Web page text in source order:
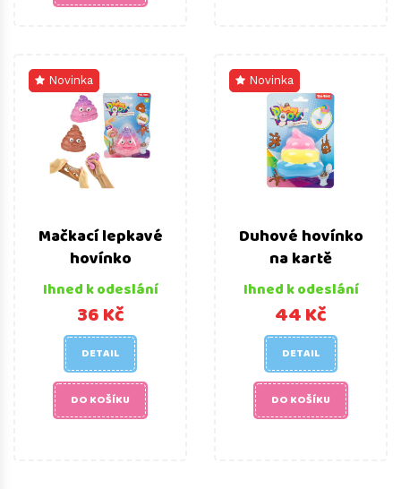
Novinka
Mačkací lepkavé
hovínko
Ihned k odeslání
36 Kč
DETAIL
DO KOŠÍKU
Novinka
Duhové hovínko
na kartě
Ihned k odeslání
44 Kč
DETAIL
DO KOŠÍKU